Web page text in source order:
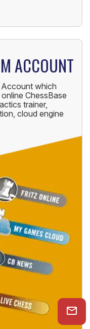
ACCOUNT
Account which
ChessBase
trainer,
cloud engine